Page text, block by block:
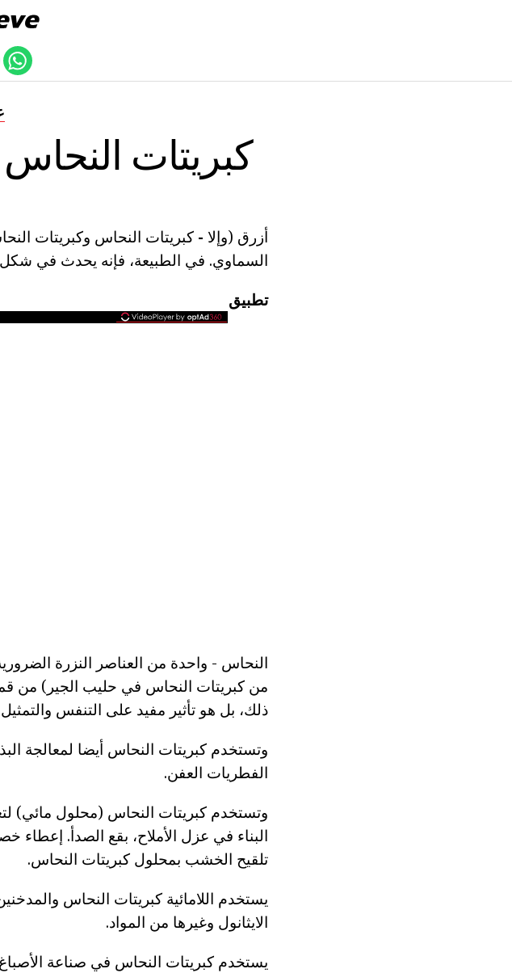
كبريتات
أزرق (وإلا - كبريتات النحاس وكبريتات
السماوي. في الطبيعة، فإنه يحدث في شكل
تطبيق
النحاس - واحدة من العناصر النزرة
من كبريتات النحاس في حليب الجير) من
ذلك، بل هو تأثير مفيد على التنفس
وتستخدم كبريتات النحاس أيضا لمعالجة
الفطريات العفن.
وتستخدم كبريتات النحاس (محلول مائي)
البناء في عزل الأملاح، بقع الصدأ.
تلقيح الخشب بمحلول كبريتات النحاس.
يستخدم اللامائية كبريتات النحاس
الايثانول وغيرها من المواد.
يستخدم كبريتات النحاس في صناعة الأصباغ